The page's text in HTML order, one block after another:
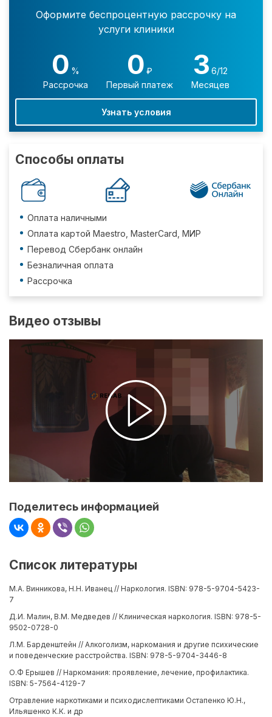
Оформите беспроцентную рассрочку на
услуги клиники
0 %
Рассрочка
0 ₽
Первый платеж
3 6/12
Месяцев
Узнать условия
Способы оплаты
Оплата наличными
Оплата картой Maestro, MasterCard, МИР
Перевод Сбербанк онлайн
Безналичная оплата
Рассрочка
Видео отзывы
Поделитесь информацией
Список литературы
М.А. Винникова, Н.Н. Иванец // Наркология. ISBN: 978-5-9704-5423-
7
Д.И. Малин, В.М. Медведев // Клиническая наркология. ISBN: 978-5-
9502-0728-0
Л.М. Барденштейн // Алкоголизм, наркомания и другие психические
и поведенческие расстройства. ISBN: 978-5-9704-3446-8
О.Ф Ерышев // Наркомания: проявление, лечение, профилактика.
ISBN: 5-7564-4129-7
Отравление наркотиками и психодислептиками Остапенко Ю.Н.,
Ильяшенко К.К. и др